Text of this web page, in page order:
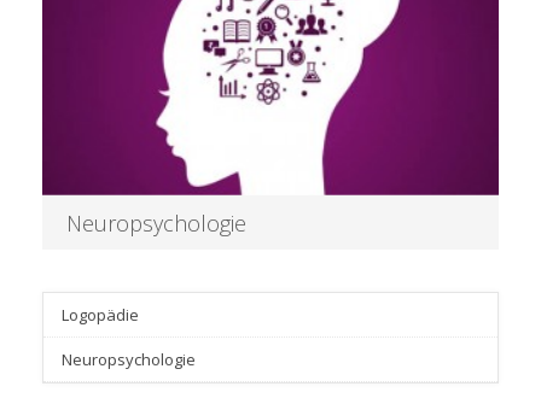
Neuropsychologie
Weitere Informationen
Logopädie
Neuropsychologie